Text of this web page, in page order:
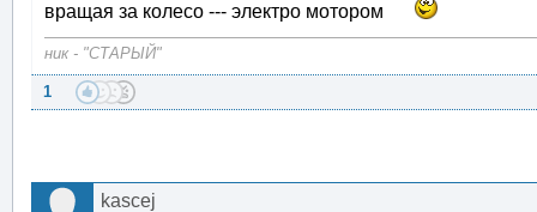
вращая за колесо --- электро мотором
ник - "СТАРЫЙ"
1
kascej